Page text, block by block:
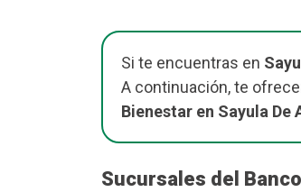
Si te encuentras en
A continuación, te
Bienestar en Sayula De
Sucursales del